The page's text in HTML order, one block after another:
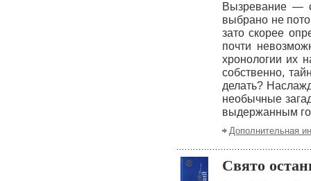
Вызревание —
выбрано не
зато скорее
почти
хронологии их
собственно,
делать?
необычные
выдержанным
Дополнительная
Свято